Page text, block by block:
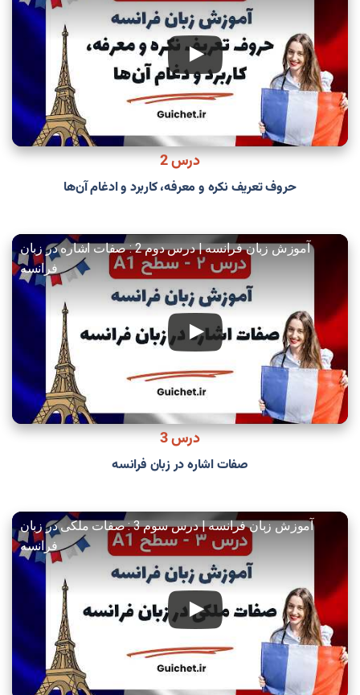
درس 2
حروف تعریف نکره و معرفه، کاربرد و ادغام آن‌ها
آموزش زبان فرانسه | درس دوم 2 : صفات اشاره در زبان
فرانسه
درس 3
صفات اشاره در زبان فرانسه
آموزش زبان فرانسه | درس سوم 3 : صفات ملکی در زبان
فرانسه